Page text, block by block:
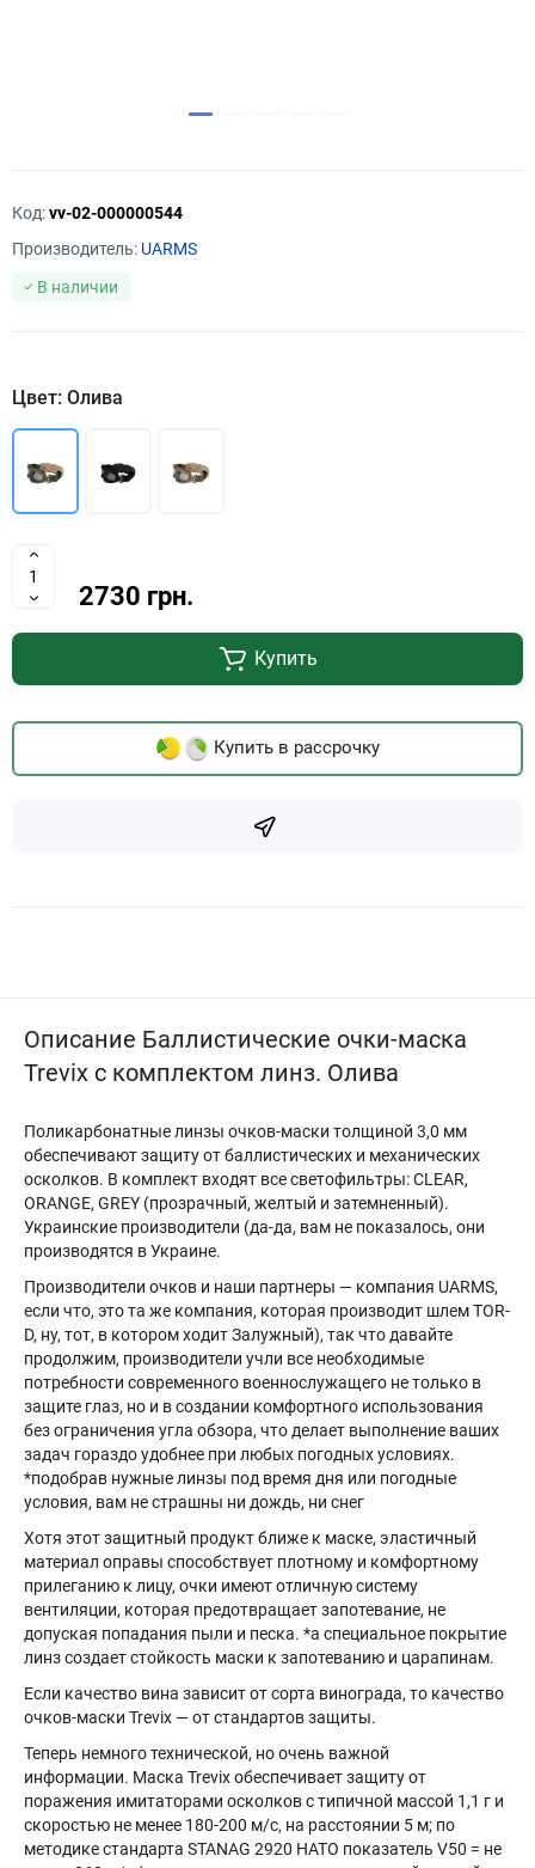
Код:vv-02-000000544
Производитель: UARMS
В наличии
Цвет: Олива
2730 грн.
Купить
Купить в рассрочку
Описание Баллистические очки-маска
Trevix с комплектом линз. Олива
Поликарбонатные линзы очков-маски толщиной 3,0 мм
обеспечивают защиту от баллистических и механических
осколков. В комплект входят все светофильтры: CLEAR,
ORANGE, GREY (прозрачный, желтый и затемненный).
Украинские производители (да-да, вам не показалось, они
производятся в Украине.
Производители очков и наши партнеры — компания UARMS,
если что, это та же компания, которая производит шлем TOR-
D, ну, тот, в котором ходит Залужный), так что давайте
продолжим, производители учли все необходимые
потребности современного военнослужащего не только в
защите глаз, но и в создании комфортного использования
без ограничения угла обзора, что делает выполнение ваших
задач гораздо удобнее при любых погодных условиях.
*подобрав нужные линзы под время дня или погодные
условия, вам не страшны ни дождь, ни снег
Хотя этот защитный продукт ближе к маске, эластичный
материал оправы способствует плотному и комфортному
прилеганию к лицу, очки имеют отличную систему
вентиляции, которая предотвращает запотевание, не
допуская попадания пыли и песка. *а специальное покрытие
линз создает стойкость маски к запотеванию и царапинам.
Если качество вина зависит от сорта винограда, то качество
очков-маски Trevix — от стандартов защиты.
Теперь немного технической, но очень важной
информации. Маска Trevix обеспечивает защиту от
поражения имитаторами осколков с типичной массой 1,1 г и
скоростью не менее 180-200 м/с, на расстоянии 5 м; по
методике стандарта STANAG 2920 НАТО показатель V50 = не